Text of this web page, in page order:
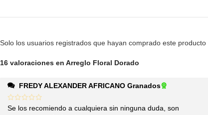
16 valoraciones en Arreglo Floral Dorado
FREDY ALEXANDER AFRICANO Granados
Se los recomiendo a cualquiera sin ninguna duda, son
Solo los usuarios registrados que hayan comprado este producto